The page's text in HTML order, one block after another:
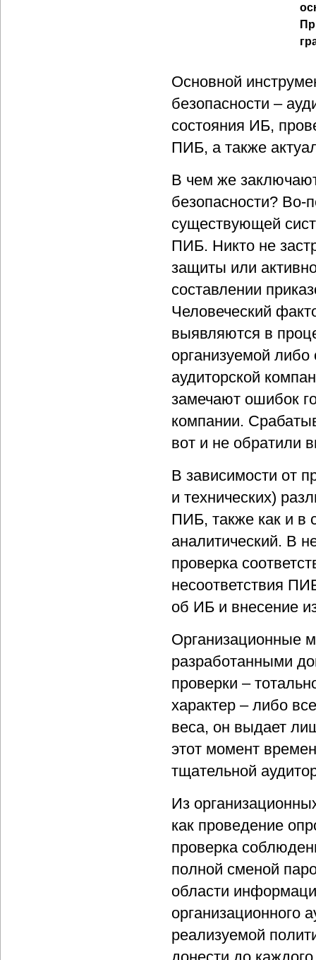
Основной
безопасности –
состояния ИБ,
ПИБ, а также
В чем же
безопасности?
существующей
ПИБ. Никто не
защиты или
составлении
Человеческий
выявляются в
организуемой
аудиторской
замечают ошибок
компании.
вот и не обратили
В зависимости от
и технических)
ПИБ, также как и в
аналитический. В
проверка
несоответствия
об ИБ и внесение
Организационные
разработанными
проверки –
характер – либо
веса, он выдает
этот момент
тщательной
Из
как проведение
проверка
полной сменой
области
организационного
реализуемой